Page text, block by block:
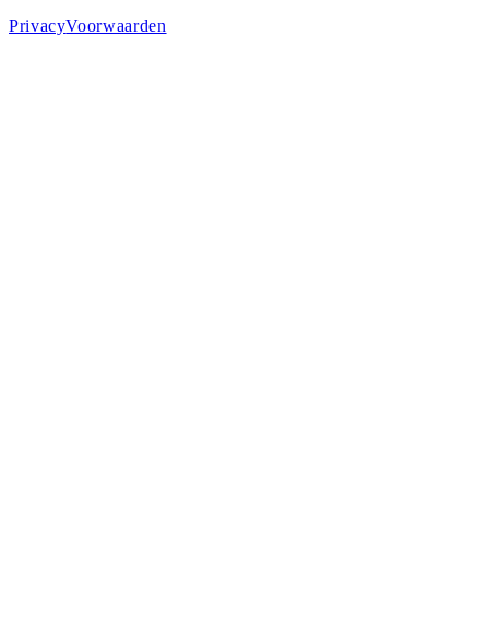
PrivacyVoorwaarden